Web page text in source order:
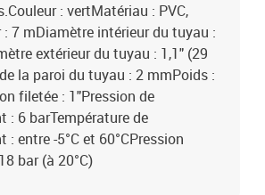
: vertMatériau : PVC,
7 mDiamètre intérieur du tuyau :
extérieur du tuyau : 1,1" (29
la paroi du tuyau : 2 mmPoids :
filetée : 1"Pression de
: 6 barTempérature de
entre -5°C et 60°CPression
bar (à 20°C)